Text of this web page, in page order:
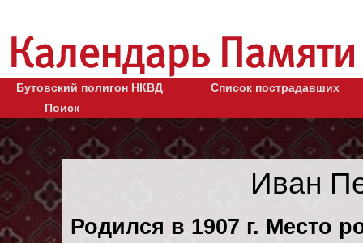
Бутовский полигон НКВД
Список пострадавших
Поиск
Иван
Родился в 1907 г. Место